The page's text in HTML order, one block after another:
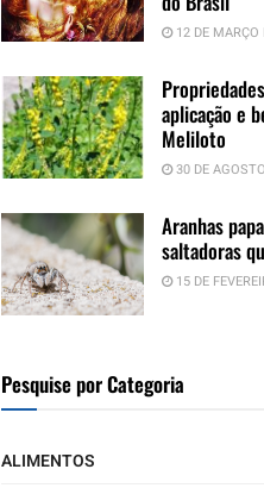
12 DE MARÇO
aplicação e
Meliloto
30 DE
Aranhas
saltadoras
15 DE
Pesquise por Categoria
ALIMENTOS